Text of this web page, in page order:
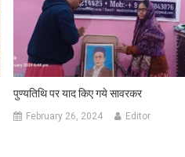
पुण्यतिथि पर याद किए गये सावरकर
February 26, 2024 Editor